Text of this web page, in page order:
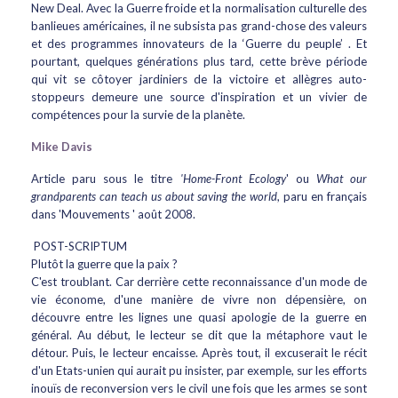
New Deal. Avec la Guerre froide et la normalisation culturelle des
banlieues américaines, il ne subsista pas grand-chose des valeurs
et des programmes innovateurs de la ‘Guerre du peuple’ . Et
pourtant, quelques générations plus tard, cette brève période
qui vit se côtoyer jardiniers de la victoire et allègres auto-
stoppeurs demeure une source d'inspiration et un vivier de
compétences pour la survie de la planète.
Mike Davis
Article paru sous le titre 'Home-Front Ecology' ou What our
grandparents can teach us about saving the world, paru en français
dans 'Mouvements ' août 2008.
POST-SCRIPTUM
Plutôt la guerre que la paix ?
C'est troublant. Car derrière cette reconnaissance d'un mode de
vie économe, d'une manière de vivre non dépensière, on
découvre entre les lignes une quasi apologie de la guerre en
général. Au début, le lecteur se dit que la métaphore vaut le
détour. Puis, le lecteur encaisse. Après tout, il excuserait le récit
d'un Etats-unien qui aurait pu insister, par exemple, sur les efforts
inouïs de reconversion vers le civil une fois que les armes se sont